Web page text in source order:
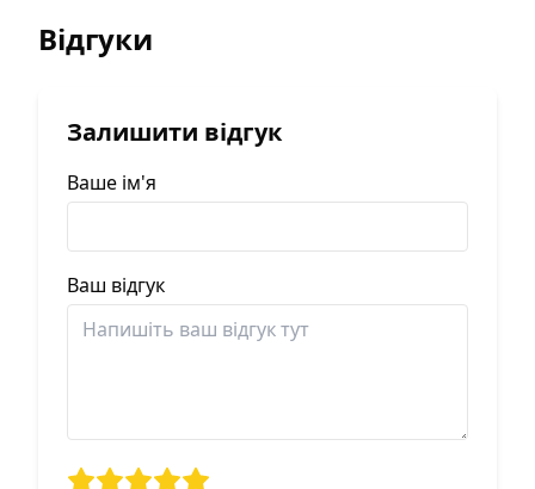
Відгуки
Залишити відгук
Ваше ім'я
Ваш відгук